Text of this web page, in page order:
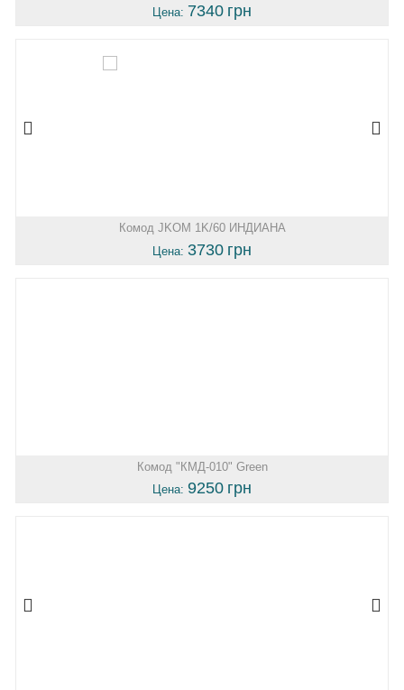
Цена: 7340 грн
Комод JKOM 1K/60 ИНДИАНА
Цена: 3730 грн
Комод "КМД-010" Green
Цена: 9250 грн